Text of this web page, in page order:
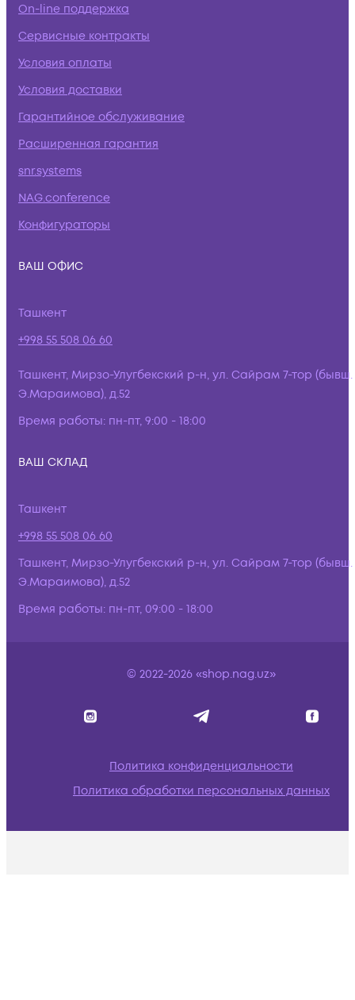
On-line поддержка
Сервисные контракты
Условия оплаты
Условия доставки
Гарантийное обслуживание
Расширенная гарантия
snr.systems
NAG.conference
Конфигураторы
ВАШ ОФИС
Ташкент
+998 55 508 06 60
Ташкент, Мирзо-Улугбекский р-н, ул. Сайрам 7-тор (бывш.
Э.Мараимова), д.52
Время работы: пн-пт, 9:00 - 18:00
ВАШ СКЛАД
Ташкент
+998 55 508 06 60
Ташкент, Мирзо-Улугбекский р-н, ул. Сайрам 7-тор (бывш.
Э.Мараимова), д.52
Время работы: пн-пт, 09:00 - 18:00
© 2022-2026 «shop.nag.uz»
Политика конфиденциальности
Политика обработки персональных данных